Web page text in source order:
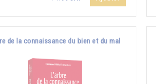
de la connaissance du bien et du mal